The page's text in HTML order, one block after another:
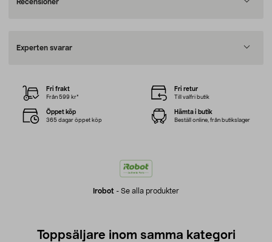
Recensioner
Experten svarar
Irobot - Se alla produkter
Fri frakt
Från 599 kr*
Fri retur
Till valfri butik
Öppet köp
365 dagar öppet köp
Hämta i butik
Beställ online, från butikslager
Toppsäljare inom samma kategori